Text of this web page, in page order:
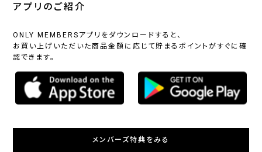
アプリのご紹介
ONLY MEMBERSアプリをダウンロードすると、
お買い上げいただいた商品金額に応じて貯まるポイントがすぐに確
認できます。
メンバーズ特典をみる